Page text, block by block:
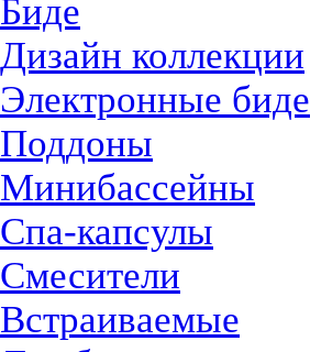
Биде
Дизайн коллекции
Электронные биде
Поддоны
Минибассейны
Спа-капсулы
Смесители
Встраиваемые